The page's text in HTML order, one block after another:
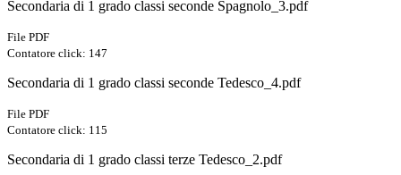
Secondaria di 1 grado classi seconde Spagnolo_3.pdf
File PDF
Contatore click: 147
Secondaria di 1 grado classi seconde Tedesco_4.pdf
File PDF
Contatore click: 115
Secondaria di 1 grado classi terze Tedesco_2.pdf